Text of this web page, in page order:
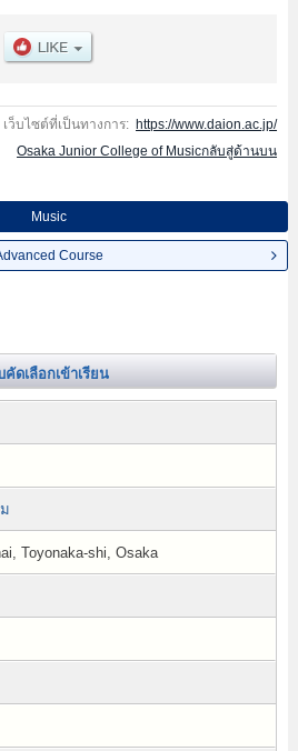
เว็บไซต์ที่เป็นทางการ: https://www.daion.ac.jp/
Osaka Junior College of Musicกลับสู่ด้านบน
Music
Course
ดเลือกเข้าเรียน
Toyonaka-shi, Osaka